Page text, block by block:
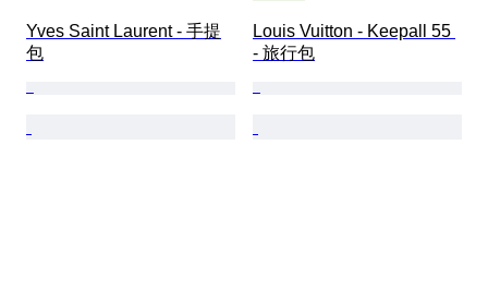
Yves Saint Laurent - 手提
包
Louis Vuitton - Keepall 55
- 旅行包